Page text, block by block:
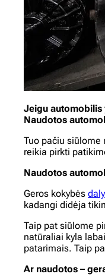
Jeigu automobilis
Naudotos
Tuo pačiu siūlome
reikia pirkti
Naudotos
Geros kokybės
kadangi didėja
Taip pat siūlome
natūraliai kyla
patarimais. Taip
Ar naudotos –